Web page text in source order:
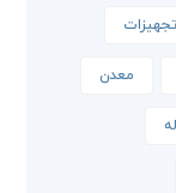
معدن